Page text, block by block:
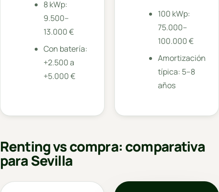
8 kWp:
9.500–
13.000 €
Con batería:
+2.500 a
+5.000 €
100 kWp:
75.000–
100.000 €
Amortización
típica: 5–8
años
Renting vs compra: comparativa
para Sevilla